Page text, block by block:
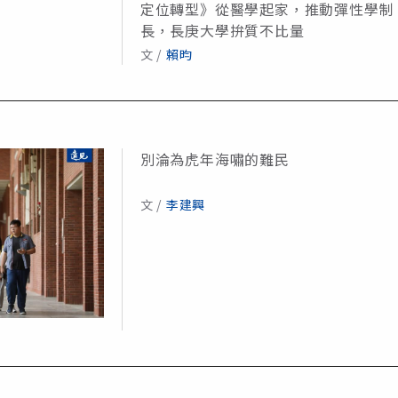
定位轉型》從醫學起家，推動彈性學
長，長庚大學拚質不比量
文 / 賴昀
別淪為虎年海嘯的難民
文 / 李建興